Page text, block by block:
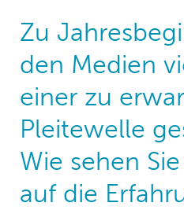
Zu
den Medien
einer zu
Pleitewelle
Wie sehen
auf die